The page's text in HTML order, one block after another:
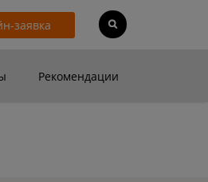
заявка
Рекомендации